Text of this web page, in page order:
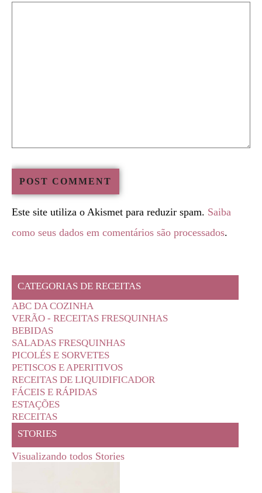
Este site utiliza o Akismet para reduzir spam. Saiba
como seus dados em comentários são processados.
CATEGORIAS DE RECEITAS
ABC DA COZINHA
VERÃO - RECEITAS FRESQUINHAS
BEBIDAS
SALADAS FRESQUINHAS
PICOLÉS E SORVETES
PETISCOS E APERITIVOS
RECEITAS DE LIQUIDIFICADOR
FÁCEIS E RÁPIDAS
ESTAÇÕES
RECEITAS
STORIES
Visualizando todos Stories